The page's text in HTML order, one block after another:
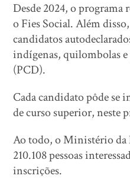
Desde 2024, o programa
o Fies Social. Além
candidatos
indígenas, quilombolas
(PCD).
Cada candidato pôde se
de curso superior, neste
Ao todo, o Ministério da
210.108 pessoas
inscrições.